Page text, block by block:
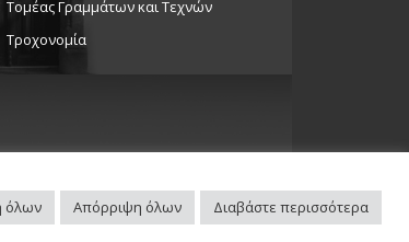
Τομέας Γραμμάτων και Τεχνών
Τροχονομία
όλων Απόρριψη όλων Διαβάστε περισσότερα